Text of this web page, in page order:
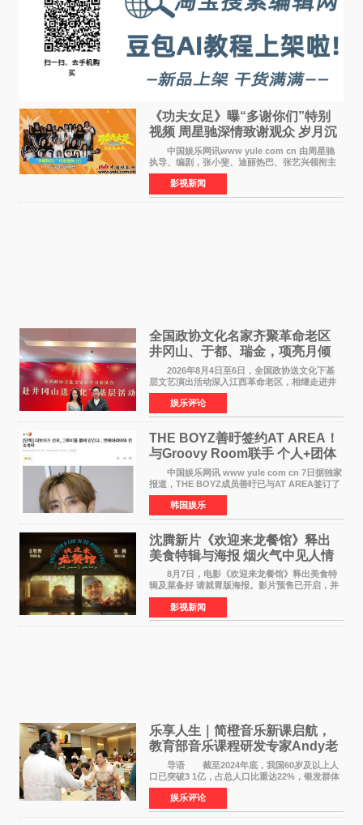
《功夫女足》曝“多谢你们”特别
视频 周星驰深情致谢观众 岁月沉
淀不灭初心
中国娱乐网讯www yule com cn 由周星驰
执导、编剧，张小斐、迪丽热巴、张艺兴领衔主
演，刘嘉玲、佐藤健特别出演，艾米、雪野、蔡
思贝、胡予安、倪好特别介绍的喜剧电影《功夫
女足》释出多谢你
影视新闻
全国政协文化名家齐聚革命老区
井冈山、于都、瑞金，项亮月倾
情献唱《桃花谣》致敬红色沃土
2026年8月4日至6日，全国政协送文化下基
层文艺演出活动深入江西革命老区，相继走进井
冈山、于都长征出发地、瑞金三地。由全国政协
文化文史和学习委员会副主任、甘肃省政协原主
席欧阳坚率团，一
娱乐评论
THE BOYZ善旴签约AT AREA！
与Groovy Room联手 个人+团体
活动并行
中国娱乐网讯 www yule com cn 7日据独家
报道，THE BOYZ成员善旴已与AT AREA签订了
专属合约。AT AREA是由知名制作人组合
Groovy Room创立的hip-hop厂牌，旗下拥有多
位实力派音乐人，在韩
韩国娱乐
沈腾新片《欢迎来龙餐馆》释出
美食特辑与海报 烟火气中见人情
温暖
8月7日，电影《欢迎来龙餐馆》释出美食特
辑及菜备好 请就胃版海报。影片预售已开启，并
将于8月8日至10日14:00-21:00举行全国超前点
映。电影《欢迎来龙餐馆》作为战争美食喜剧大
片，讲述了中国
影视新闻
乐享人生｜简橙音乐新课启航，
教育部音乐课程研发专家Andy老
师重磅入驻领航银龄琴声
导语 截至2024年底，我国60岁及以上人
口已突破3 1亿，占总人口比重达22%，银发群体
的精神文化需求日益凸显。2024年1月，国务院办
公厅印发《关于发展银发经济增进老年人福祉的
意见》——这是
娱乐评论